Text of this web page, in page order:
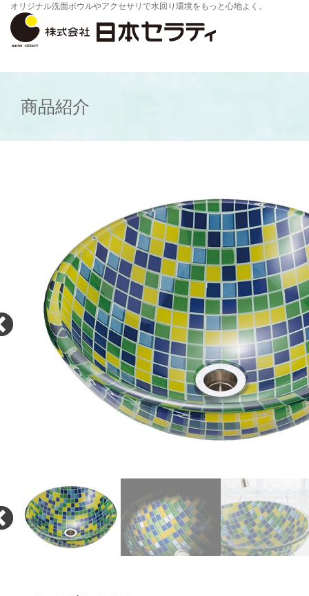
オリジナル洗面ボウルやアクセサリで水回り環境をもっと心地よく。
商品紹介